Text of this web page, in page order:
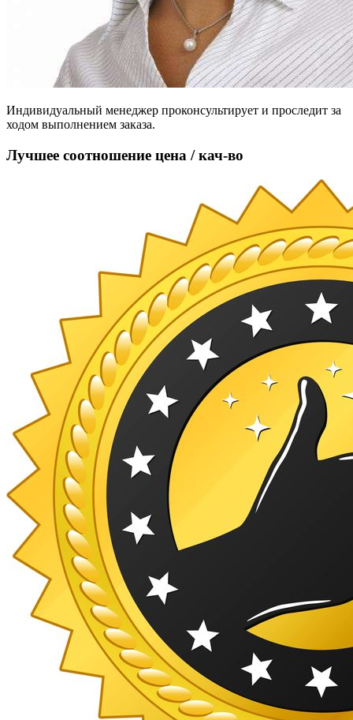
Индивидуальный менеджер проконсультирует и проследит за
ходом выполнением заказа.
Лучшее соотношение цена / кач-во